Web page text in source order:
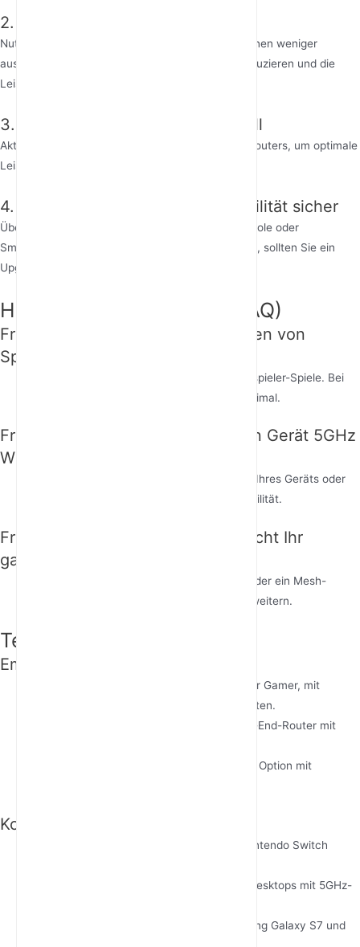
2. Wählen Sie den richtigen Kanal
Nutzen Sie das Admin-Panel Ihres Routers, um einen weniger
ausgelasteten Kanal zu wählen, Störungen zu reduzieren und die
Leistung zu verbessern.
3. Halten Sie Ihre Firmware aktuell
Aktualisieren Sie regelmäßig die Firmware Ihres Routers, um optimale
Leistung und Sicherheit zu gewährleisten.
4. Stellen Sie die Gerätekompatibilität sicher
Überprüfen Sie, ob Ihre Gaming-Geräte (PC, Konsole oder
Smartphone) 5GHz WiFi unterstützen. Wenn nicht, sollten Sie ein
Upgrade Ihrer Hardware in Betracht ziehen.
Häufig gestellte Fragen (FAQ)
Frage 1: Ist 5GHz WiFi für alle Arten von
Spielen geeignet?
: Ja, 5GHz ist ideal für Online- und Mehrspieler-Spiele. Bei
Einzelspieler-Spielen ist die Auswirkung minimal.
Frage 2: Wie erkenne ich, ob mein Gerät 5GHz
WiFi unterstützt?
: Überprüfen Sie die technischen Daten Ihres Geräts oder
das Benutzerhandbuch auf 5GHz-Kompatibilität.
Frage 3: Was, wenn 5GHz WiFi nicht Ihr
ganzes Zuhause abdeckt?
: Verwenden Sie einen WiFi-Verstärker oder ein Mesh-
Netzwerksystem, um die Abdeckung zu erweitern.
Technische Details
Empfohlene Router für Gaming
: Entwickelt für Gamer, mit
geringer Latenz und hohen Geschwindigkeiten.
: Ein High-End-Router mit
: Eine preisgünstige Option mit
Kompatible Gaming-Geräte
: PlayStation 5, Xbox Series X, Nintendo Switch
: Die meisten modernen Laptops und Desktops mit 5GHz-
: iPhone 6 und neuer, Samsung Galaxy S7 und